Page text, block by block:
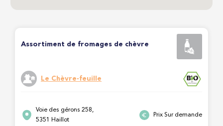
Assortiment de fromages de chèvre
Le Chèvre-feuille
Voie des gérons 258,
5351 Haillot
Prix Sur demande